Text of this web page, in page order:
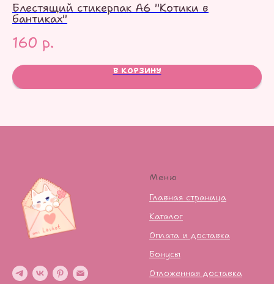
Блестящий стикерпак А6 "Котики в
бантиках"
160 р.
В КОРЗИНУ
Меню
Главная страница
Каталог
Оплата и доставка
Бонусы
Отложенная доставка